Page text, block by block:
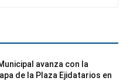
avanza con la
de la Plaza Ejidatarios en